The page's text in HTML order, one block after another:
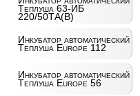
Теплуша 63-ИБ
220/50ТА(В)
Инкубатор автоматический
Теплуша Europe 112
Инкубатор автоматический
Теплуша Europe 56